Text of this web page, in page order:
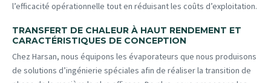
l’efficacité opérationnelle tout en réduisant les coûts d’exploitation.
TRANSFERT DE CHALEUR À HAUT RENDEMENT ET
CARACTÉRISTIQUES DE CONCEPTION
Chez Harsan, nous équipons les évaporateurs que nous produisons
de solutions d’ingénierie spéciales afin de réaliser la transition de